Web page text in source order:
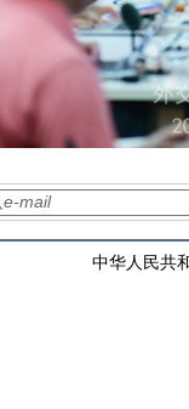
中华人民共